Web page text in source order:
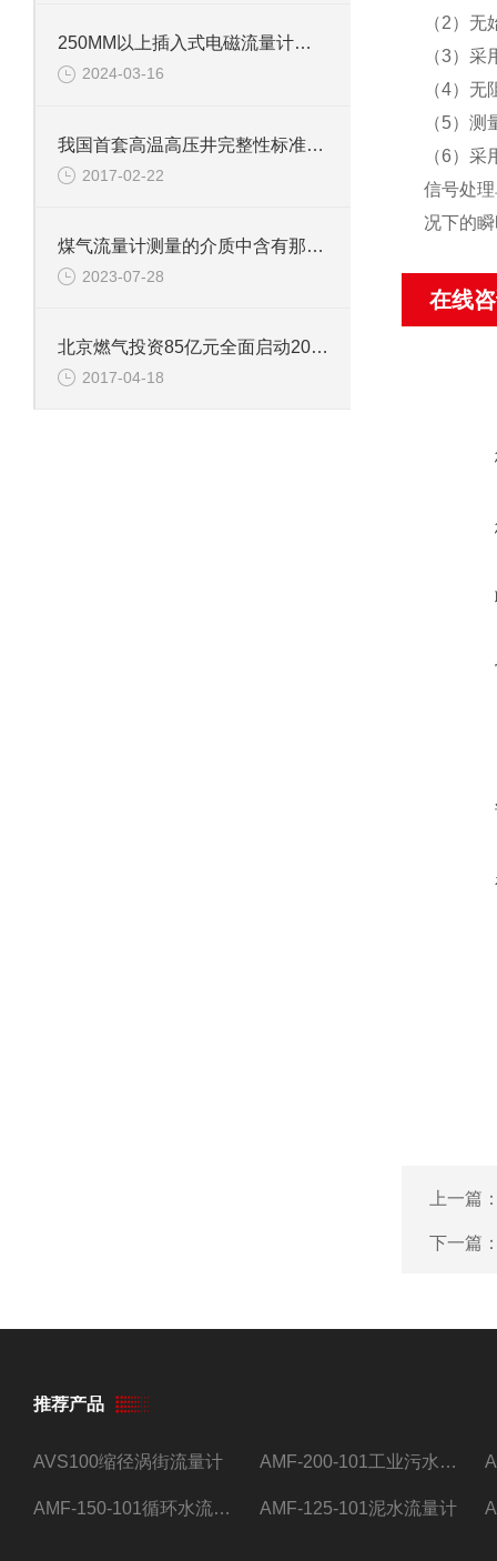
250MM以上插入式电磁流量计的安装注意事项
2024-03-16
我国首套高温高压井完整性标准系列面世
2017-02-22
煤气流量计测量的介质中含有那些危害
2023-07-28
北京燃气投资85亿元全面启动2017年煤改气
2017-04-18
（2）
（3）
（4）
（5）
（6）
信号处
况下的
在线
上一篇
下一篇
推荐产品
AVS100缩径涡街流量计 AMF-200-101工业污水流量计
AMF-150-101循环水流量计,电磁流量计 AMF-125-101泥水流量计